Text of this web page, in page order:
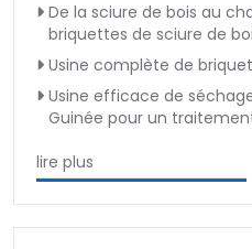
De la sciure de bois au
briquettes de sciure de
Usine complète de
Usine efficace de
Guinée pour un
lire plus